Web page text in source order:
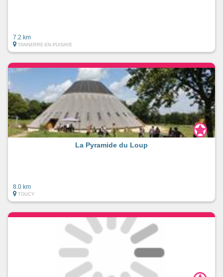
7.2 km
TANNERRE-EN-PUISAYE
La Pyramide du Loup
8.0 km
TOUCY